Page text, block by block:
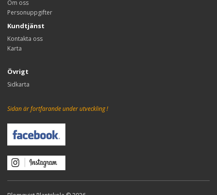
Om oss
Personuppgifter
Kundtjänst
Kontakta oss
Karta
Övrigt
Sidkarta
Sidan är fortfarande under utveckling !